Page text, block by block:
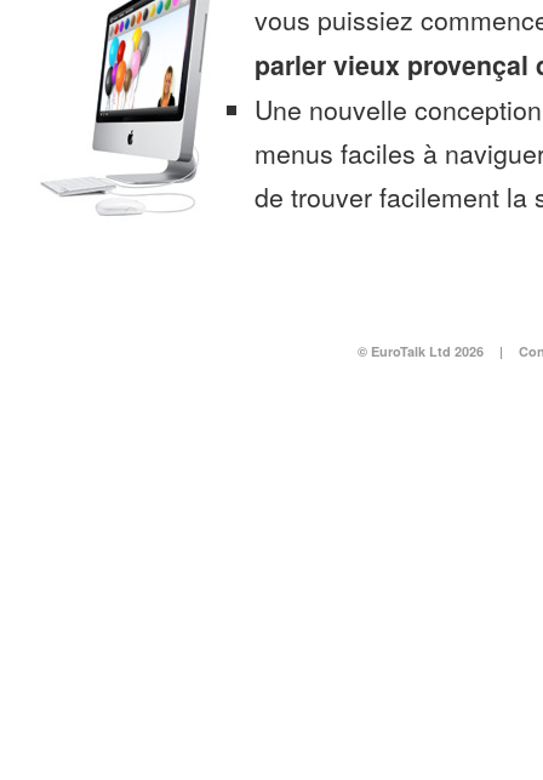
vous puissiez
parler vieux provençal
Une nouvelle
menus faciles à
de trouver facilement la
© EuroTalk Ltd 2026 |